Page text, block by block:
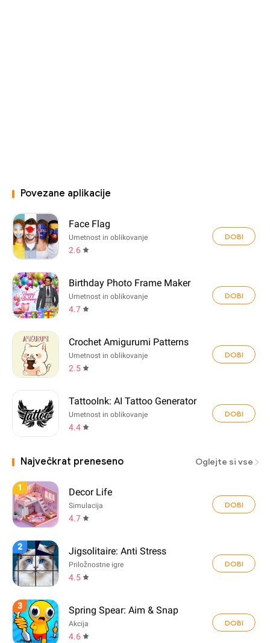
Povezane aplikacije
Face Flag
Umetnost in oblikovanje
2.6
DOBI
Birthday Photo Frame Maker
Umetnost in oblikovanje
4.7
DOBI
Crochet Amigurumi Patterns
Umetnost in oblikovanje
2.5
DOBI
TattooInk: AI Tattoo Generator
Umetnost in oblikovanje
4.4
DOBI
Največkrat preneseno Oglejte si vse
1 Decor Life
Simulacija
4.7
DOBI
2 Jigsolitaire: Anti Stress
Priložnostne igre
4.5
DOBI
3 Spring Spear: Aim & Snap
Akcija
4.6
DOBI